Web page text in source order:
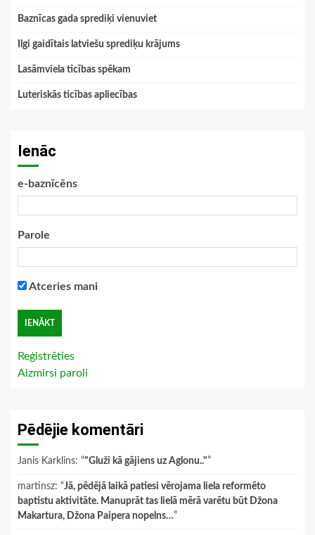
Baznīcas gada sprediķi vienuviet
Ilgi gaidītais latviešu sprediķu krājums
Lasāmviela ticības spēkam
Luteriskās ticības apliecības
Ienāc
e-baznīcēns
Parole
Atceries mani
Reģistrēties
Aizmirsi paroli
Pēdējie komentāri
Janis Karklins: “"Gluži kā gājiens uz Aglonu.."”
martinsz: “Jā, pēdējā laikā patiesi vērojama liela reformēto
baptistu aktivitāte. Manuprāt tas lielā mērā varētu būt Džona
Makartura, Džona Paipera nopelns…”